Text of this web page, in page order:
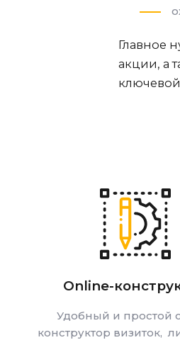
Главное
акции, а
Online-
Удобный и простой
конструктор визиток,